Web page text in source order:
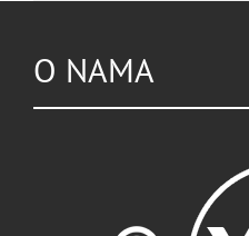
O NAMA